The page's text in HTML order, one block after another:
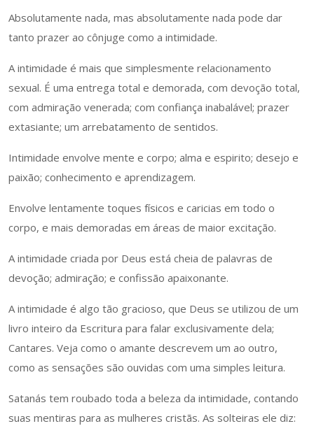
Absolutamente nada, mas absolutamente nada pode dar
tanto prazer ao cônjuge como a intimidade.
A intimidade é mais que simplesmente relacionamento
sexual. É uma entrega total e demorada, com devoção total,
com admiração venerada; com confiança inabalável; prazer
extasiante; um arrebatamento de sentidos.
Intimidade envolve mente e corpo; alma e espirito; desejo e
paixão; conhecimento e aprendizagem.
Envolve lentamente toques físicos e caricias em todo o
corpo, e mais demoradas em áreas de maior excitação.
A intimidade criada por Deus está cheia de palavras de
devoção; admiração; e confissão apaixonante.
A intimidade é algo tão gracioso, que Deus se utilizou de um
livro inteiro da Escritura para falar exclusivamente dela;
Cantares. Veja como o amante descrevem um ao outro,
como as sensações são ouvidas com uma simples leitura.
Satanás tem roubado toda a beleza da intimidade, contando
suas mentiras para as mulheres cristãs. As solteiras ele diz: